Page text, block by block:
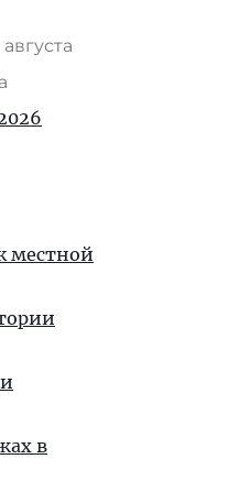
августа
местной
в